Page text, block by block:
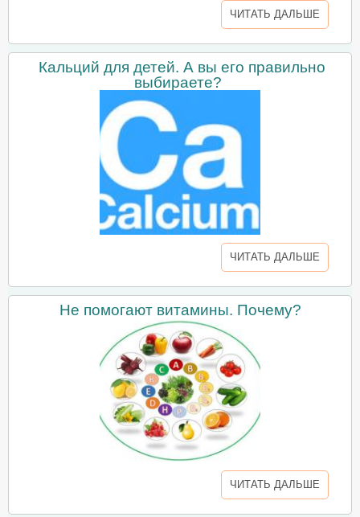
ЧИТАТЬ ДАЛЬШЕ
Кальций для детей. А вы его правильно
выбираете?
ЧИТАТЬ ДАЛЬШЕ
Не помогают витамины. Почему?
ЧИТАТЬ ДАЛЬШЕ